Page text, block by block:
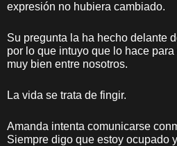
expresión no hubiera cambiado.
Su pregunta la ha hecho delante
por lo que intuyo que lo hace
muy bien entre nosotros.
La vida se trata de fingir.
Amanda intenta comunicarse
Siempre digo que estoy ocupado